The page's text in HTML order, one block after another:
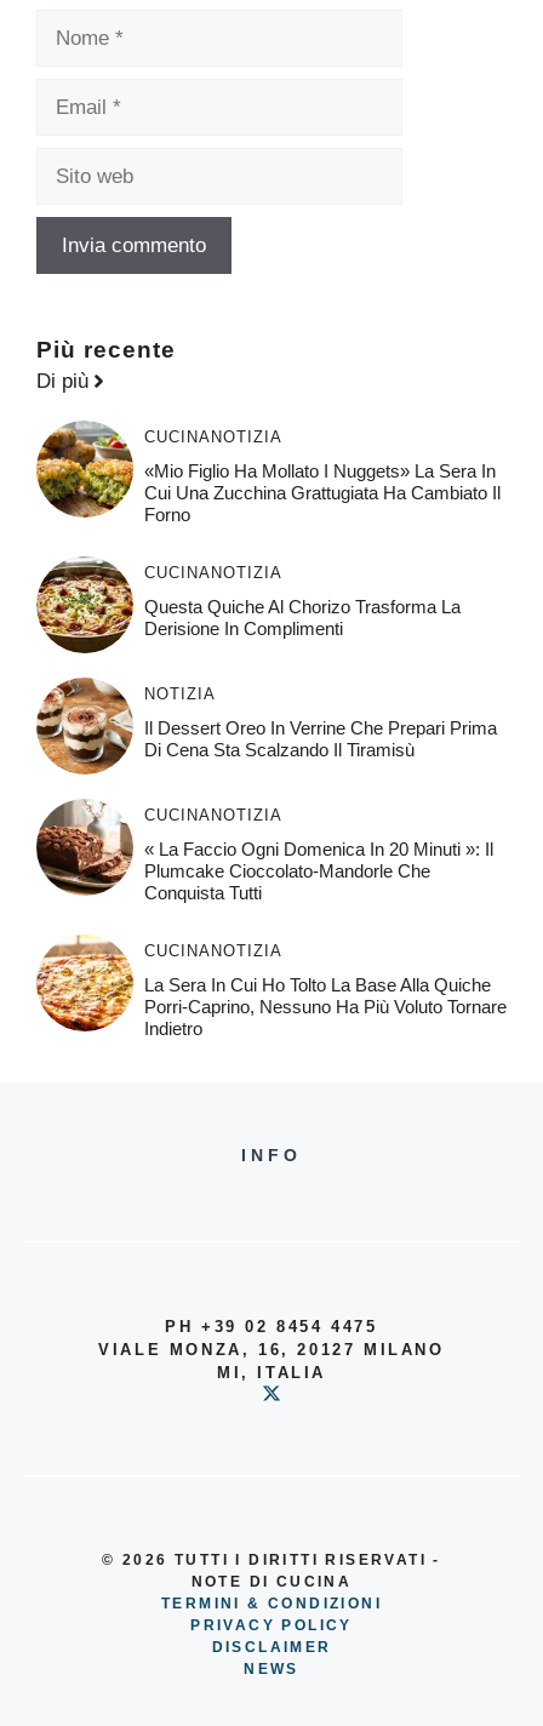
Più recente
Di più
CUCINA NOTIZIA
«Mio Figlio Ha Mollato I Nuggets» La Sera In
Cui Una Zucchina Grattugiata Ha Cambiato Il
Forno
CUCINA NOTIZIA
Questa Quiche Al Chorizo ​​trasforma La
Derisione In Complimenti
NOTIZIA
Il Dessert Oreo In Verrine Che Prepari Prima
Di Cena Sta Scalzando Il Tiramisù
CUCINA NOTIZIA
« La Faccio Ogni Domenica In 20 Minuti »: Il
Plumcake Cioccolato-Mandorle Che
Conquista Tutti
CUCINA NOTIZIA
La Sera In Cui Ho Tolto La Base Alla Quiche
Porri-Caprino, Nessuno Ha Più Voluto Tornare
Indietro
INFO
PH +39 02 8454 4475
VIALE MONZA, 16, 20127 MILANO
MI, ITALIA
© 2026 TUTTI I DIRITTI RISERVATI -
NOTE DI CUCINA
TERMINI & CONDIZIONI
PRIVACY POLICY
DISCLAIMER
NEWS